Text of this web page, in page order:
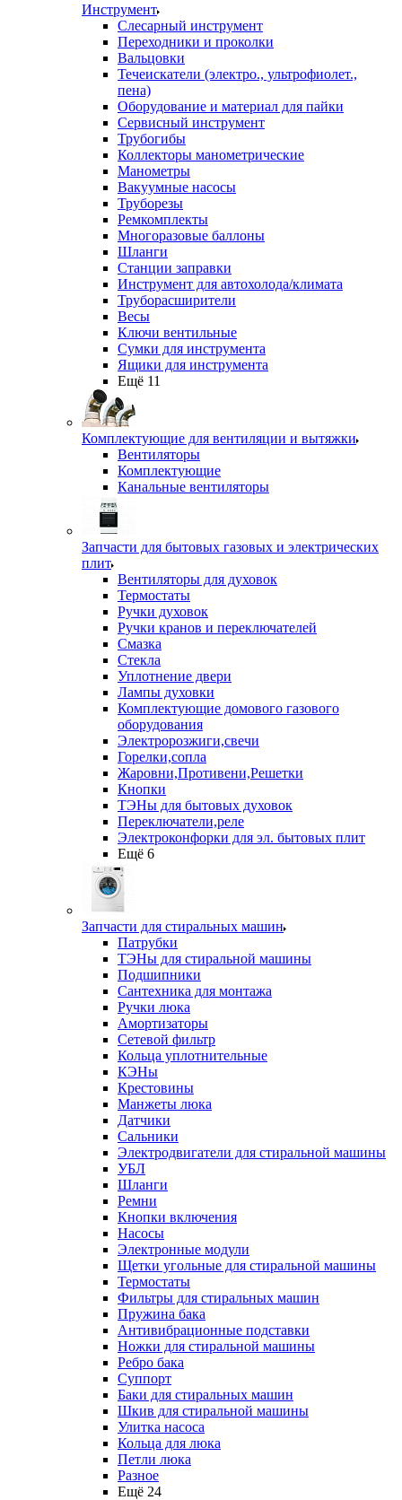
Инструмент
Слесарный инструмент
Переходники и проколки
Вальцовки
Течеискатели (электро., ультрофиолет.,
пена)
Оборудование и материал для пайки
Сервисный инструмент
Трубогибы
Коллекторы манометрические
Манометры
Вакуумные насосы
Труборезы
Ремкомплекты
Многоразовые баллоны
Шланги
Станции заправки
Инструмент для автохолода/климата
Труборасширители
Весы
Ключи вентильные
Сумки для инструмента
Ящики для инструмента
Ещё 11
Комплектующие для вентиляции и вытяжки
Вентиляторы
Комплектующие
Канальные вентиляторы
Запчасти для бытовых газовых и электрических
плит
Вентиляторы для духовок
Термостаты
Ручки духовок
Ручки кранов и переключателей
Смазка
Стекла
Уплотнение двери
Лампы духовки
Комплектующие домового газового
оборудования
Электророзжиги,свечи
Горелки,сопла
Жаровни,Противени,Решетки
Кнопки
ТЭНы для бытовых духовок
Переключатели,реле
Электроконфорки для эл. бытовых плит
Ещё 6
Запчасти для стиральных машин
Патрубки
ТЭНы для стиральной машины
Подшипники
Сантехника для монтажа
Ручки люка
Амортизаторы
Сетевой фильтр
Кольца уплотнительные
КЭНы
Крестовины
Манжеты люка
Датчики
Сальники
Электродвигатели для стиральной машины
УБЛ
Шланги
Ремни
Кнопки включения
Насосы
Электронные модули
Щетки угольные для стиральной машины
Термостаты
Фильтры для стиральных машин
Пружина бака
Антивибрационные подставки
Ножки для стиральной машины
Ребро бака
Суппорт
Баки для стиральных машин
Шкив для стиральной машины
Улитка насоса
Кольца для люка
Петли люка
Разное
Ещё 24